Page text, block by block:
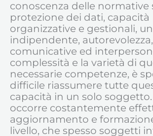
conoscenza delle normative
protezione dei dati, capacità
organizzative e gestionali,
indipendente,
comunicative ed
complessità e la varietà di
necessarie competenze, è
difficile riassumere tutte
capacità in un solo
occorre costantemente
aggiornamento e
livello, che spesso soggetti